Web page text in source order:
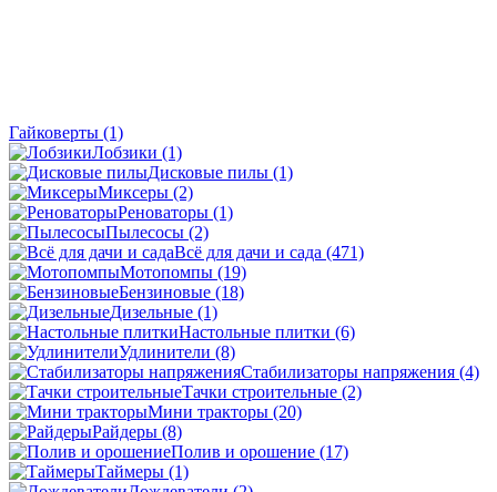
Гайковерты (1)
Лобзики (1)
Дисковые пилы (1)
Миксеры (2)
Реноваторы (1)
Пылесосы (2)
Всё для дачи и сада (471)
Мотопомпы (19)
Бензиновые (18)
Дизельные (1)
Настольные плитки (6)
Удлинители (8)
Стабилизаторы напряжения (4)
Тачки строительные (2)
Мини тракторы (20)
Райдеры (8)
Полив и орошение (17)
Таймеры (1)